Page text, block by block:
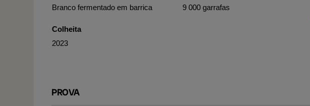
Branco fermentado em barrica
Colheita
2023
9 000 garrafas
PROVA